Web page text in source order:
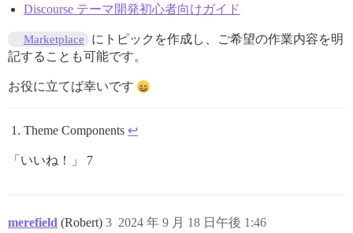
Discourse テーマ開発初心者向けガイド
Marketplace
にトピックを作成し、ご希望の作業内容を明
記することも可能です。
お役に立てば幸いです
Theme Components ↩︎
「いいね！」 7
merefield (Robert) 2024 年 9 月 18 日午後 1:46
3